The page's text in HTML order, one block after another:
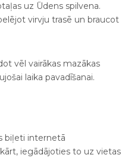
uz Ūdens spilvena.
virvju trasē un braucot
vēl vairākas mazākas
laika pavadīšanai.
biļeti internetā
iegādājoties to uz vietas